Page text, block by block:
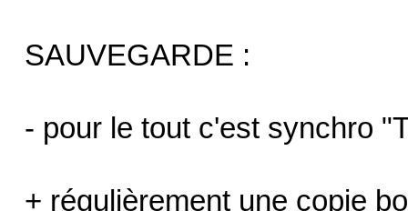
SAUVEGARDE :
- pour le tout c'est synchro
+ régulièrement une copie